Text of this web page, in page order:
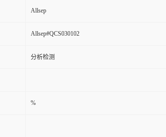
Allsep
Allsep#QCS030102
分析检测
%